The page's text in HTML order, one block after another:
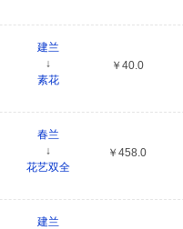
建兰
↓
素花
￥40.0
春兰
↓
花艺双全
￥458.0
建兰